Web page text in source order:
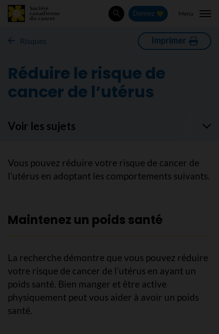
Rechercher
Donnez Menu
Risques Imprimer
Réduire le risque de
cancer de l’utérus
Voir les sujets
Vous pouvez réduire votre risque de cancer de
l’utérus en adoptant les comportements suivants.
Maintenez un poids santé
La recherche démontre que vous pouvez réduire
votre risque de cancer de l’utérus en ayant un
poids santé. Bien manger et être active
physiquement peut vous aider à avoir un poids
santé.